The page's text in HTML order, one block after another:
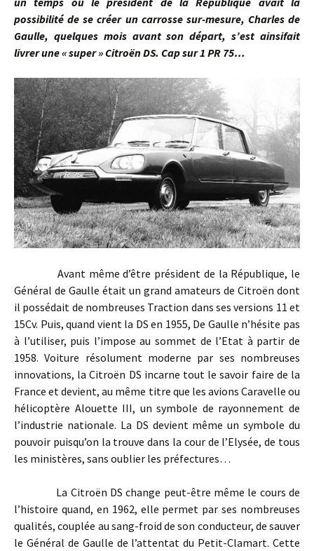
possibilité de se créer un carrosse sur-mesure, Charles de
Gaulle, quelques mois avant son départ, s’est ainsifait
livrer une « super » Citroën DS. Cap sur 1 PR 75…
Avant même d’être président de la République, le
Général de Gaulle était un grand amateurs de Citroën dont
il possédait de nombreuses Traction dans ses versions 11 et
15Cv. Puis, quand vient la DS en 1955, De Gaulle n’hésite pas
à l’utiliser, puis l’impose au sommet de l’Etat à partir de
1958. Voiture résolument moderne par ses nombreuses
innovations, la Citroën DS incarne tout le savoir faire de la
France et devient, au même titre que les avions Caravelle ou
hélicoptère Alouette III, un symbole de rayonnement de
l’industrie nationale. La DS devient même un symbole du
pouvoir puisqu’on la trouve dans la cour de l’Elysée, de tous
les ministères, sans oublier les préfectures…
La Citroën DS change peut-être même le cours de
l’histoire quand, en 1962, elle permet par ses nombreuses
qualités, couplée au sang-froid de son conducteur, de sauver
le Général de Gaulle de l’attentat du Petit-Clamart. Cette